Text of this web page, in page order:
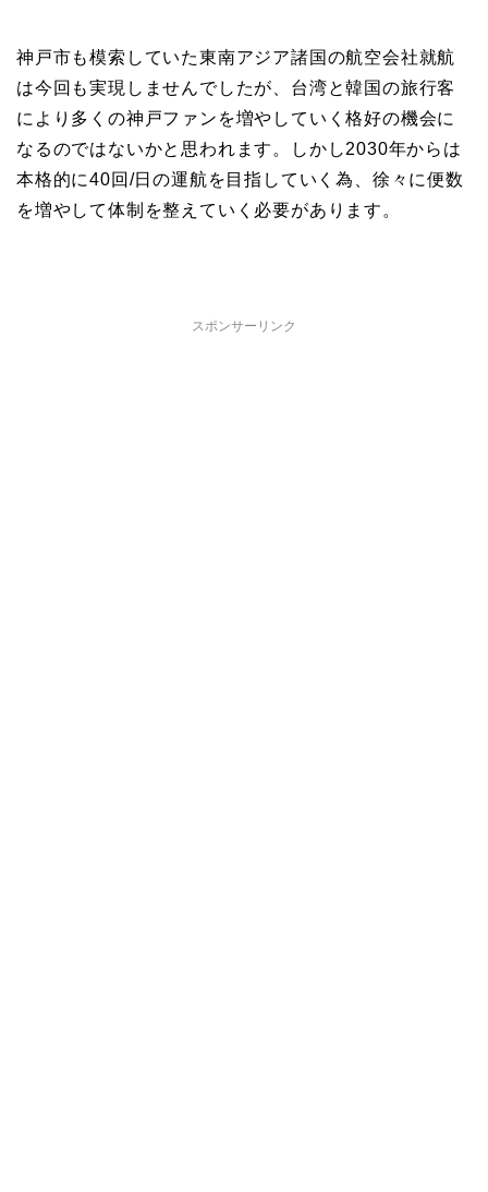
神戸市も模索していた東南アジア諸国の航空会社就航
は今回も実現しませんでしたが、台湾と韓国の旅行客
により多くの神戸ファンを増やしていく格好の機会に
なるのではないかと思われます。しかし2030年からは
本格的に40回/日の運航を目指していく為、徐々に便数
を増やして体制を整えていく必要があります。
スポンサーリンク